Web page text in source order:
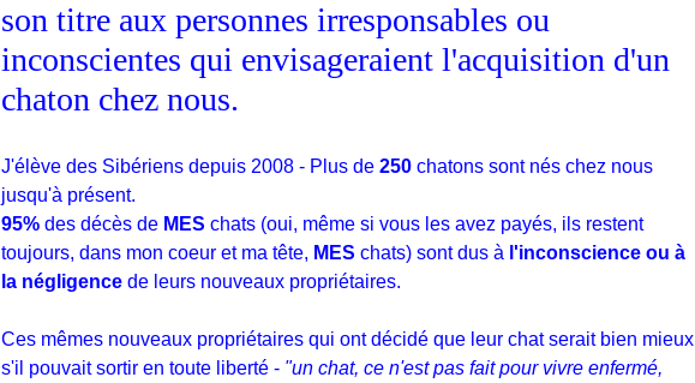
son titre aux personnes irresponsables ou
inconscientes qui envisageraient l'acquisition d'un
chaton chez nous.
J'élève des Sibériens depuis 2008 - Plus de 250 chatons sont nés chez nous
jusqu'à présent.
95% des décès de MES chats (oui, même si vous les avez payés, ils restent
toujours, dans mon coeur et ma tête, MES chats) sont dus à l'inconscience ou à
la négligence de leurs nouveaux propriétaires.
Ces mêmes nouveaux propriétaires qui ont décidé que leur chat serait bien mieux
s'il pouvait sortir en toute liberté - "un chat, ce n'est pas fait pour vivre enfermé,